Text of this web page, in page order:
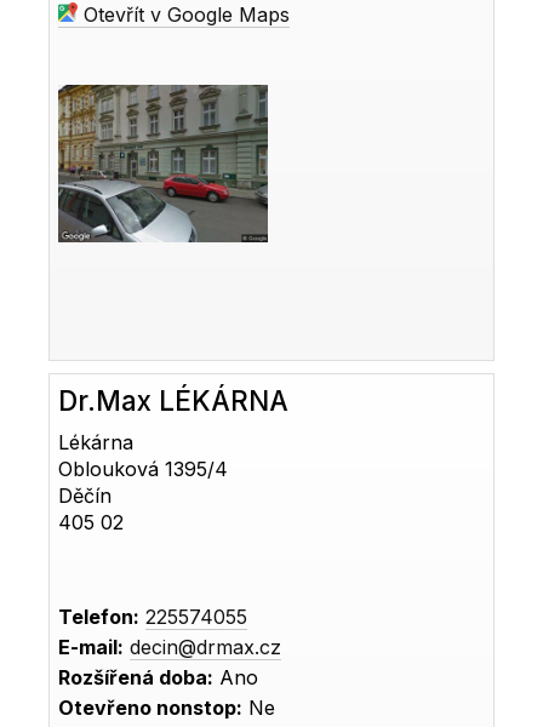
Otevřít v Google Maps
Dr.Max LÉKÁRNA
Lékárna
Oblouková 1395/4
Děčín
405 02
Telefon: 225574055
E-mail: decin@drmax.cz
Rozšířená doba: Ano
Otevřeno nonstop: Ne